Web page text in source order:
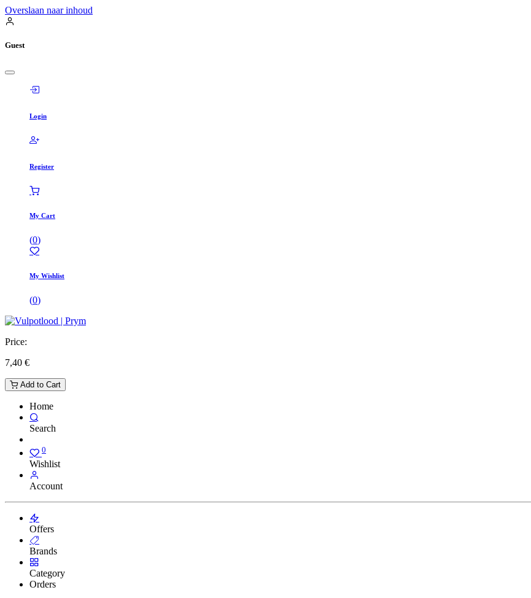
Overslaan naar inhoud
Guest
Login
Register
My Cart
(0)
My Wishlist
(0)
Price:
7,40 €
Add to Cart
Home
Search
0
Wishlist
Account
Offers
Brands
Category
Orders